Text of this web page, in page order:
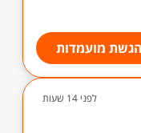
הגשת מועמדות
לפני 14 שעות